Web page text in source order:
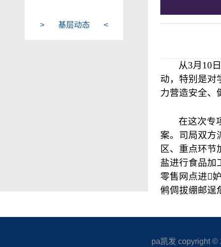
基层动态
从3月 10
动，特别是对
力营造安全、
在这次专
案。司局双方
区、重点环节
盐进行食品加
零售网点进
鸺倜拔绷邮逞
pa凯发 copyright ©